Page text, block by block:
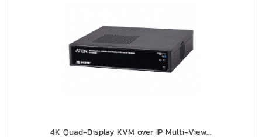
4K Quad-Display KVM over IP Multi-View...